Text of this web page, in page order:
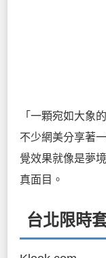
「一顆宛如大象
不少網美分享著
覺效果就像是夢
真面目。
台北限時